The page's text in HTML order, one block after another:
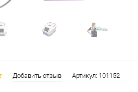
Добавить отзыв Артикул: 101152